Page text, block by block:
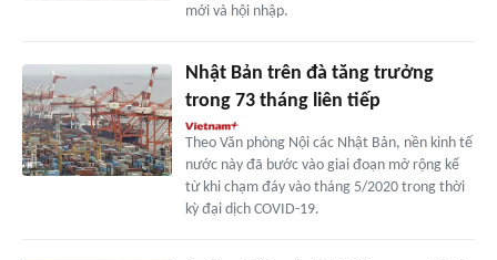
mới và hội nhập.
Nhật Bản trên đà tăng trưởng
trong 73 tháng liên tiếp
Theo Văn phòng Nội các Nhật Bản, nền kinh tế
nước này đã bước vào giai đoạn mở rộng kể
từ khi chạm đáy vào tháng 5/2020 trong thời
kỳ đại dịch COVID-19.